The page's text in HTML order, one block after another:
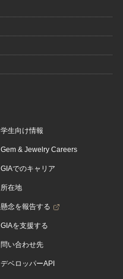
学生向け情報
Gem & Jewelry Careers
GIAでのキャリア
所在地
懸念を報告する
GIAを支援する
問い合わせ先
デベロッパーAPI